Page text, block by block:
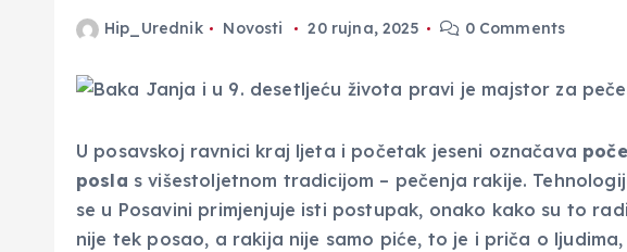
Hip_Urednik Novosti 20 rujna, 2025 0 Comments
U posavskoj ravnici kraj ljeta i početak jeseni označava
posla s višestoljetnom tradicijom – pečenja rakije.
se u Posavini primjenjuje isti postupak, onako kako su to
nije tek posao, a rakija nije samo piće, to je i priča o